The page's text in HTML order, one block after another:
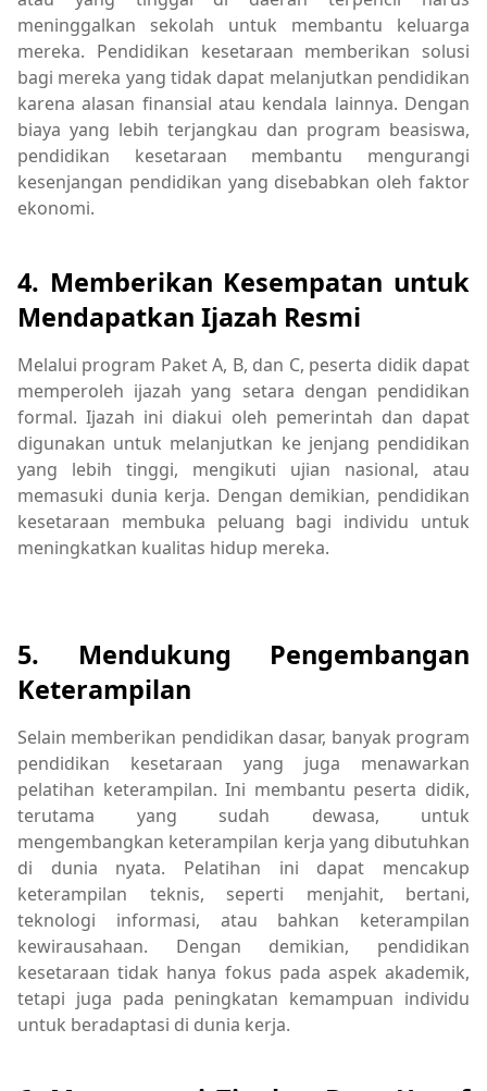
meninggalkan sekolah untuk membantu keluarga
mereka. Pendidikan kesetaraan memberikan solusi
bagi mereka yang tidak dapat melanjutkan pendidikan
karena alasan finansial atau kendala lainnya. Dengan
biaya yang lebih terjangkau dan program beasiswa,
pendidikan kesetaraan membantu mengurangi
kesenjangan pendidikan yang disebabkan oleh faktor
ekonomi.
4. Memberikan Kesempatan untuk
Mendapatkan Ijazah Resmi
Melalui program Paket A, B, dan C, peserta didik dapat
memperoleh ijazah yang setara dengan pendidikan
formal. Ijazah ini diakui oleh pemerintah dan dapat
digunakan untuk melanjutkan ke jenjang pendidikan
yang lebih tinggi, mengikuti ujian nasional, atau
memasuki dunia kerja. Dengan demikian, pendidikan
kesetaraan membuka peluang bagi individu untuk
meningkatkan kualitas hidup mereka.
5. Mendukung Pengembangan
Keterampilan
Selain memberikan pendidikan dasar, banyak program
pendidikan kesetaraan yang juga menawarkan
pelatihan keterampilan. Ini membantu peserta didik,
terutama yang sudah dewasa, untuk
mengembangkan keterampilan kerja yang dibutuhkan
di dunia nyata. Pelatihan ini dapat mencakup
keterampilan teknis, seperti menjahit, bertani,
teknologi informasi, atau bahkan keterampilan
kewirausahaan. Dengan demikian, pendidikan
kesetaraan tidak hanya fokus pada aspek akademik,
tetapi juga pada peningkatan kemampuan individu
untuk beradaptasi di dunia kerja.